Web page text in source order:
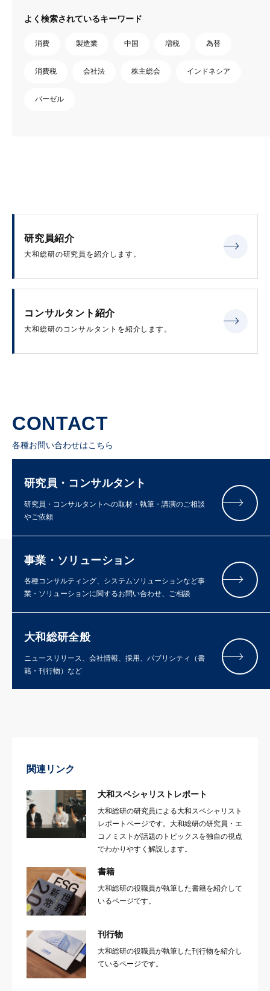
よく検索されているキーワード
消費 製造業 中国 増税 為替
消費税 会社法 株主総会 インドネシア
バーゼル
研究員紹介
大和総研の研究員を紹介します。
コンサルタント紹介
大和総研のコンサルタントを紹介します。
CONTACT
各種お問い合わせはこちら
研究員・コンサルタント
研究員・コンサルタントへの取材・執筆・講演のご相談
やご依頼
事業・ソリューション
各種コンサルティング、システムソリューションなど事
業・ソリューションに関するお問い合わせ、ご相談
大和総研全般
ニュースリリース、会社情報、採用、パブリシティ（書
籍・刊行物）など
関連リンク
大和スペシャリストレポート
大和総研の研究員による大和スペシャリスト
レポートページです。大和総研の研究員・エ
コノミストが話題のトピックスを独自の視点
でわかりやすく解説します。
書籍
大和総研の役職員が執筆した書籍を紹介して
いるページです。
刊行物
大和総研の役職員が執筆した刊行物を紹介し
ているページです。